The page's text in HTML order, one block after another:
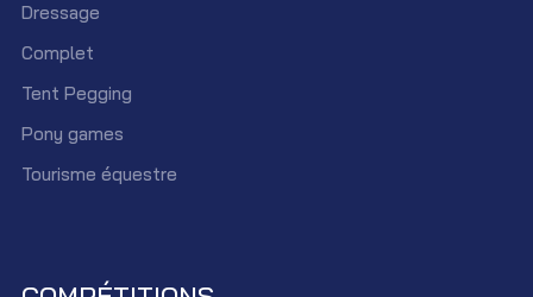
Dressage
Complet
Tent Pegging
Pony games
Tourisme équestre